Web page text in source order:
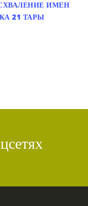
ИМЕН
21 ТАРЫ